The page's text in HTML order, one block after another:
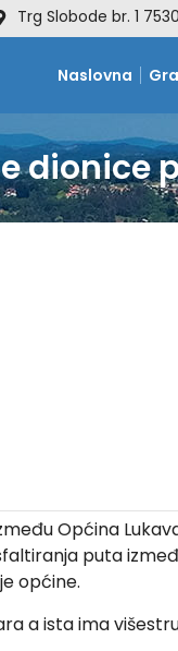
Trg Slobode br. 1
Naslovna
dionice
Općina
puta
općine.
a ista ima